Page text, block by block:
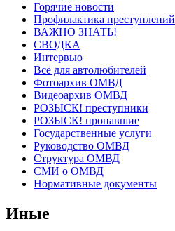
Горячие новости
Профилактика преступлений
ВАЖНО ЗНАТЬ!
СВОДКА
Интервью
Всё для автолюбителей
Фотоархив ОМВД
Видеоархив ОМВД
РОЗЫСК! преступники
РОЗЫСК! пропавшие
Государственные услуги
Руководство ОМВД
Структура ОМВД
СМИ о ОМВД
Нормативные документы
Иные